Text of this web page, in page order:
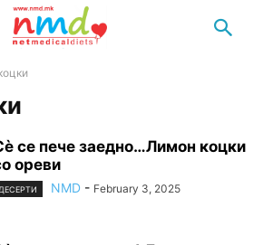
се пече заедно…Лимон коцки
ореви
ДЕСЕРТИ NMD - February 3, 2025